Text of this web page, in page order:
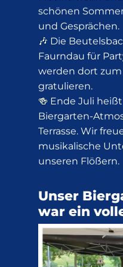
schönen
und Gesprächen.
🎶 Die
Faurndau für
werden dort
gratulieren.
🍻 Ende Juli
Biergarten-
Terrasse. Wir
musikalische
unseren Flößern.
Unser
war ein